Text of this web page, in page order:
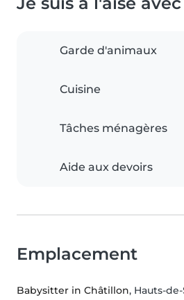
Garde d'animaux
Cuisine
Tâches ménagères
Aide aux devoirs
Emplacement
Babysitter in Châtillon, Hauts-